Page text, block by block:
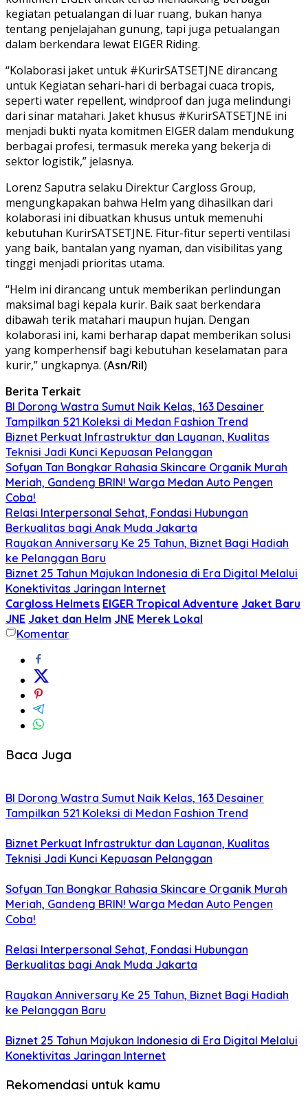
kegiatan petualangan di luar ruang, bukan hanya
tentang penjelajahan gunung, tapi juga petualangan
dalam berkendara lewat EIGER Riding.
“Kolaborasi jaket untuk #KurirSATSETJNE dirancang
untuk Kegiatan sehari-hari di berbagai cuaca tropis,
seperti water repellent, windproof dan juga melindungi
dari sinar matahari. Jaket khusus #KurirSATSETJNE ini
menjadi bukti nyata komitmen EIGER dalam mendukung
berbagai profesi, termasuk mereka yang bekerja di
sektor logistik,” jelasnya.
Lorenz Saputra selaku Direktur Cargloss Group,
mengungkapakan bahwa Helm yang dihasilkan dari
kolaborasi ini dibuatkan khusus untuk memenuhi
kebutuhan KurirSATSETJNE. Fitur-fitur seperti ventilasi
yang baik, bantalan yang nyaman, dan visibilitas yang
tinggi menjadi prioritas utama.
“Helm ini dirancang untuk memberikan perlindungan
maksimal bagi kepala kurir. Baik saat berkendara
dibawah terik matahari maupun hujan. Dengan
kolaborasi ini, kami berharap dapat memberikan solusi
yang komperhensif bagi kebutuhan keselamatan para
kurir,” ungkapnya. (Asn/Ril)
Berita Terkait
BI Dorong Wastra Sumut Naik Kelas, 163 Desainer
Tampilkan 521 Koleksi di Medan Fashion Trend
Biznet Perkuat Infrastruktur dan Layanan, Kualitas
Teknisi Jadi Kunci Kepuasan Pelanggan
Sofyan Tan Bongkar Rahasia Skincare Organik Murah
Meriah, Gandeng BRIN! Warga Medan Auto Pengen
Coba!
Relasi Interpersonal Sehat, Fondasi Hubungan
Berkualitas bagi Anak Muda Jakarta
Rayakan Anniversary Ke 25 Tahun, Biznet Bagi Hadiah
ke Pelanggan Baru
Biznet 25 Tahun Majukan Indonesia di Era Digital Melalui
Konektivitas Jaringan Internet
Cargloss Helmets EIGER Tropical Adventure Jaket Baru
JNE Jaket dan Helm JNE Merek Lokal
Komentar
Baca Juga
BI Dorong Wastra Sumut Naik Kelas, 163 Desainer
Tampilkan 521 Koleksi di Medan Fashion Trend
Biznet Perkuat Infrastruktur dan Layanan, Kualitas
Teknisi Jadi Kunci Kepuasan Pelanggan
Sofyan Tan Bongkar Rahasia Skincare Organik Murah
Meriah, Gandeng BRIN! Warga Medan Auto Pengen
Coba!
Relasi Interpersonal Sehat, Fondasi Hubungan
Berkualitas bagi Anak Muda Jakarta
Rayakan Anniversary Ke 25 Tahun, Biznet Bagi Hadiah
ke Pelanggan Baru
Biznet 25 Tahun Majukan Indonesia di Era Digital Melalui
Konektivitas Jaringan Internet
Rekomendasi untuk kamu